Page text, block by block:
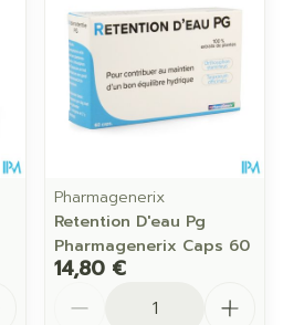
Pharmagenerix
Retention D'eau Pg
Pharmagenerix Caps 60
14,80 €